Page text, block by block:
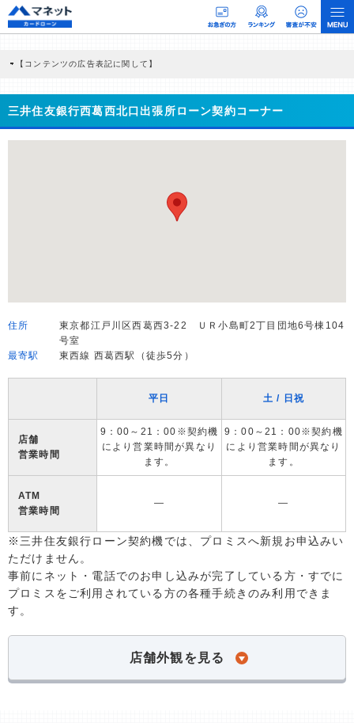
【コンテンツの広告表記に関して】
商品を根拠なくPRするものではなく、当編集部の調査／ユーザーへの口コミ収集な
どに基づき、公平性を担保した情報提供を行っています。
>提携企業一覧
三井住友銀行西葛西北口出張所ローン契約コーナー
住所
東京都江戸川区西葛西3-22 ＵＲ小島町2丁目団地6号棟104
号室
最寄駅
東西線 西葛西駅（徒歩5分）
平日 土 / 日祝
店舗
営業時間
9：00～21：00※契約機
により営業時間が異なり
ます。
9：00～21：00※契約機
により営業時間が異なり
ます。
ATM
営業時間
― ―
※三井住友銀行ローン契約機では、プロミスへ新規お申込みい
ただけません。
事前にネット・電話でのお申し込みが完了している方・すでに
プロミスをご利用されている方の各種手続きのみ利用できま
す。
店舗外観を見る